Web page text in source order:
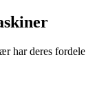
har deres fordele